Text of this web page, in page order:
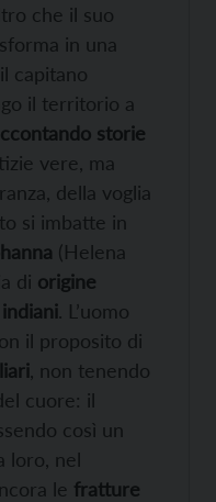
che il suo
in una
capitano
il territorio a
storie
vere, ma
della voglia
si imbatte in
(Helena
di origine
. L’uomo
il proposito di
, non tenendo
cuore: il
così un
loro, nel
le fratture